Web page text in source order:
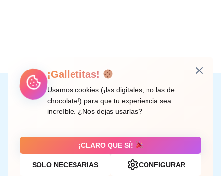
Instagram
Facebook
X LinkedIn
Correo electrónico
C/ Doctor Rodríguez de la Fuente, 8 València
Aviso legal
¡Galletitas!
Usamos cookies (¡las digitales, no las de
chocolate!) para que tu experiencia sea
increíble. ¿Nos dejas usarlas?
¡CLARO QUE SÍ!
SOLO NECESARIAS CONFIGURAR